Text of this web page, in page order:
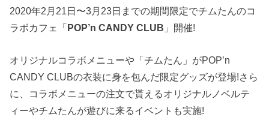
2020年2月21日〜3月23日までの期間限定でチムたんのコ
ラボカフェ「POP’n CANDY CLUB 」開催!
オリジナルコラボメニューや「チムたん」がPOP’n
CANDY CLUBの衣装に身を包んだ限定グッズが登場!さら
に、コラボメニューの注文で貰えるオリジナルノベルテ
ィーやチムたんが遊びに来るイベントも実施!